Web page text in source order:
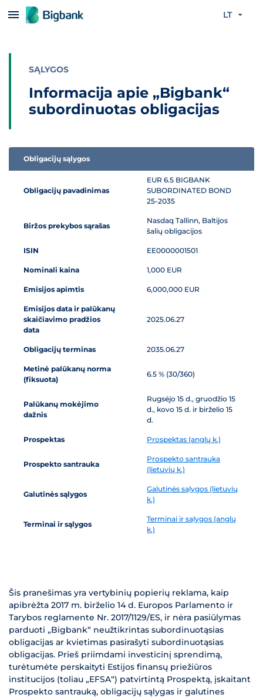
Praleisti turinį LT
SĄLYGOS
Informacija apie „Bigbank“
subordinuotas obligacijas
Informacija apie „Bigbank“ subordinuotas obligacijas
Obligacijų sąlygos
Obligacijų pavadinimas
EUR 6.5 BIGBANK
SUBORDINATED BOND
25-2035
Biržos prekybos sąrašas
Nasdaq Tallinn, Baltijos
šalių obligacijos
ISIN EE0000001501
Nominali kaina 1,000 EUR
Emisijos apimtis 6,000,000 EUR
Emisijos data ir palūkanų
skaičiavimo pradžios
data
2025.06.27
Obligacijų terminas 2035.06.27
Metinė palūkanų norma
(fiksuota)
6.5 % (30/360)
Palūkanų mokėjimo
dažnis
Rugsėjo 15 d., gruodžio 15
d., kovo 15 d. ir birželio 15
d.
Prospektas Prospektas (anglų k.)
Prospekto santrauka
Prospekto santrauka
(lietuvių k.)
Galutinės sąlygos
Galutinės sąlygos (lietuvių
k.)
Terminai ir sąlygos
Terminai ir sąlygos (anglų
k.)
Šis pranešimas yra vertybinių popierių reklama, kaip
apibrėžta 2017 m. birželio 14 d. Europos Parlamento ir
Tarybos reglamente Nr. 2017/1129/ES, ir nėra pasiūlymas
parduoti „Bigbank“ neužtikrintas subordinuotąsias
obligacijas ar kvietimas pasirašyti subordinuotąsias
obligacijas. Prieš priimdami investicinį sprendimą,
turėtumėte perskaityti Estijos finansų priežiūros
institucijos (toliau „EFSA“) patvirtintą Prospektą, įskaitant
Prospekto santrauką, obligacijų sąlygas ir galutines